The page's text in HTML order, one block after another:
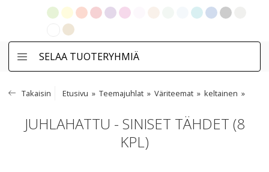
SELAA TUOTERYHMIÄ
Takaisin Etusivu Teemajuhlat Väriteemat keltainen
JUHLAHATTU - SINISET TÄHDET (8
KPL)